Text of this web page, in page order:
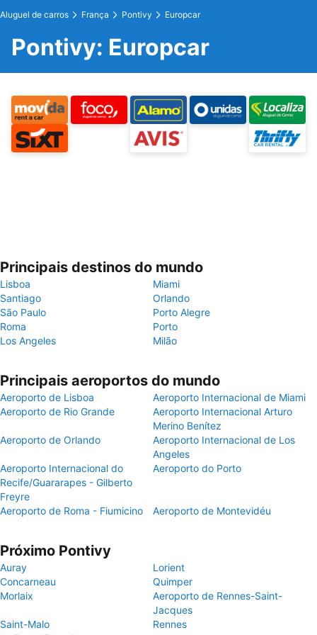
Aluguel de carros França Pontivy Europcar
Pontivy: Europcar
Principais destinos do mundo
Lisboa
Miami
Santiago
Orlando
São Paulo
Porto Alegre
Roma
Porto
Los Angeles
Milão
Principais aeroportos do mundo
Aeroporto de Lisboa
Aeroporto Internacional de Miami
Aeroporto de Rio Grande
Aeroporto Internacional Arturo
Merino Benítez
Aeroporto de Orlando
Aeroporto Internacional de Los
Angeles
Aeroporto Internacional do
Recife/Guararapes - Gilberto
Freyre
Aeroporto do Porto
Aeroporto de Roma - Fiumicino Aeroporto de Montevidéu
Próximo Pontivy
Auray
Lorient
Concarneau
Quimper
Morlaix
Aeroporto de Rennes-Saint-
Jacques
Saint-Malo
Rennes